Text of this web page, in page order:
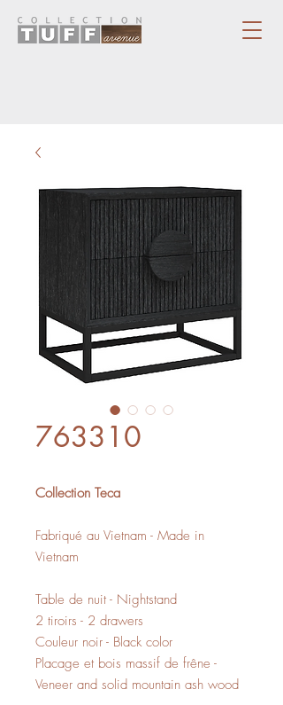
763310
Collection Teca
Fabriqué au Vietnam - Made in
Vietnam
Table de nuit - Nightstand
2 tiroirs - 2 drawers
Couleur noir - Black color
Placage et bois massif de frêne -
Veneer and solid mountain ash wood